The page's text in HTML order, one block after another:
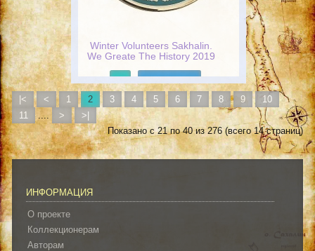
Winter Volunteers Sakhalin.
We Greate The History 2019
|<
< 1 2 3 4 5 6 7 8 9
10
11
.... >
>|
Показано с 21 по 40 из 276 (всего 14 страниц)
ИНФОРМАЦИЯ
О проекте
Коллекционерам
Авторам